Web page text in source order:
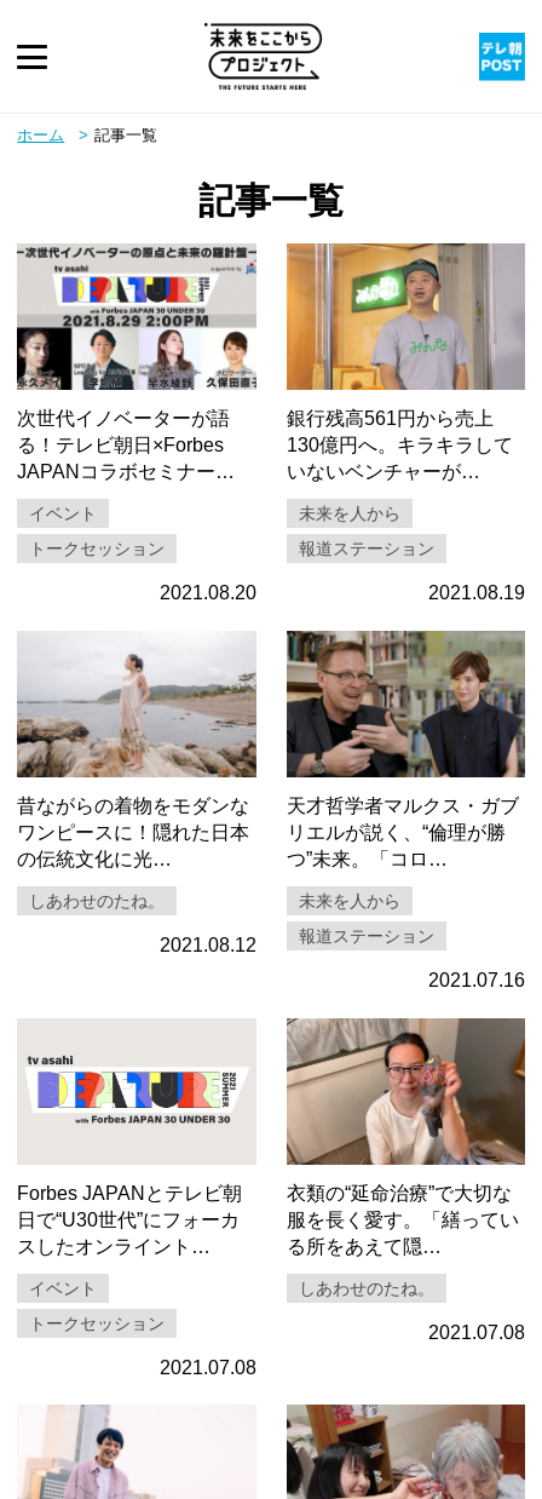
ピックアップ
ホーム 記事一覧
記事一覧
次世代イノベーターが語
る！テレビ朝日×Forbes
JAPANコラボセミナー…
イベント
トークセッション
2021.08.20
銀行残高561円から売上
130億円へ。キラキラして
いないベンチャーが…
未来を人から
報道ステーション
2021.08.19
昔ながらの着物をモダンな
ワンピースに！隠れた日本
の伝統文化に光…
しあわせのたね。
2021.08.12
天才哲学者マルクス・ガブ
リエルが説く、“倫理が勝
つ”未来。「コロ…
未来を人から
報道ステーション
2021.07.16
Forbes JAPANとテレビ朝
日で“U30世代”にフォーカ
スしたオンライント…
イベント
トークセッション
2021.07.08
衣類の“延命治療”で大切な
服を長く愛す。「繕ってい
る所をあえて隠…
しあわせのたね。
2021.07.08